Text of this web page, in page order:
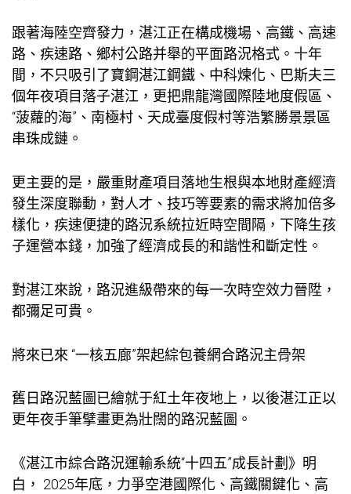
跟著海陸空齊發力，湛江正在構成機場、高鐵、高速
路、疾速路、鄉村公路并舉的平面路況格式。十年
間，不只吸引了寶鋼湛江鋼鐵、中科煉化、巴斯夫三
個年夜項目落子湛江，更把鼎龍灣國際陸地度假區、
“菠蘿的海”、南極村、天成臺度假村等浩繁勝景景區
串珠成鏈。
更主要的是，嚴重財產項目落地生根與本地財產經濟
發生深度聯動，對人才、技巧等要素的需求將加倍多
樣化，疾速便捷的路況系統拉近時空間隔，下降生孩
子運營本錢，加強了經濟成長的和諧性和斷定性。
對湛江來說，路況進級帶來的每一次時空效力晉陞，
都彌足可貴。
將來已來 “一核五廊”架起綜包養網合路況主骨架
舊日路況藍圖已繪就于紅土年夜地上，以後湛江正以
更年夜手筆擘畫更為壯闊的路況藍圖。
《湛江市綜合路況運輸系統“十四五”成長計劃》明
白， 2025年底，力爭空港國際化、高鐵關鍵化、高